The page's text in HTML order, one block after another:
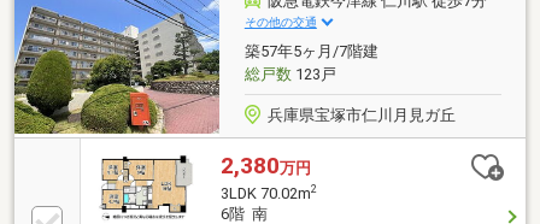
その他の交通
築57年5ヶ月/7階建
総戸数123戸
兵庫県宝塚市仁川月見ガ丘
2,380万円
3LDK 70.02m2
6階 南